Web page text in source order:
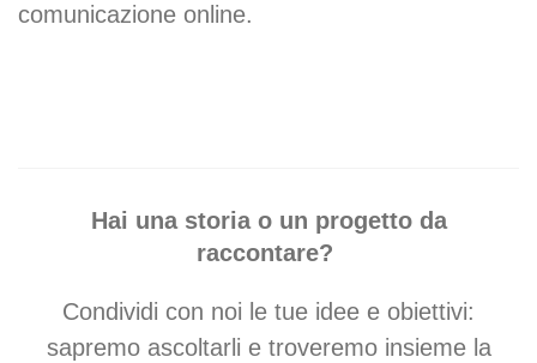
comunicazione online.
Hai una storia o un progetto da
raccontare?
Condividi con noi le tue idee e obiettivi:
sapremo ascoltarli e troveremo insieme la